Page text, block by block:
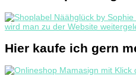
Hier kaufe ich gern